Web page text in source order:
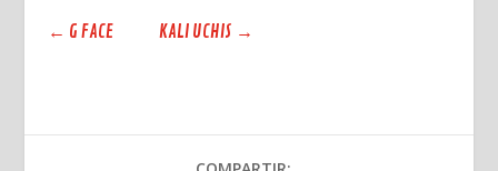
← G FACE KALI UCHIS →